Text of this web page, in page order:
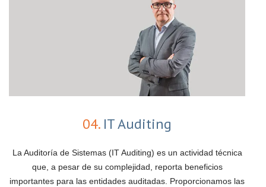
04.IT Auditing
La Auditoría de Sistemas (IT Auditing) es un actividad técnica
que, a pesar de su complejidad, reporta beneficios
importantes para las entidades auditadas. Proporcionamos las